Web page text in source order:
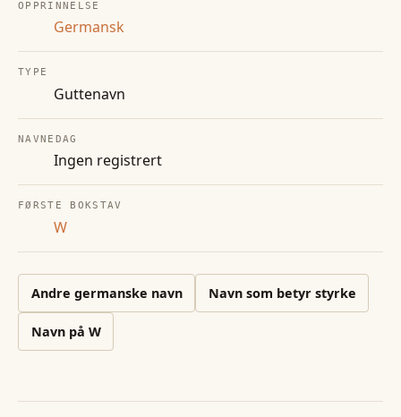
OPPRINNELSE
Germansk
TYPE
Guttenavn
NAVNEDAG
Ingen registrert
FØRSTE BOKSTAV
W
Andre germanske navn Navn som betyr styrke
Navn på W